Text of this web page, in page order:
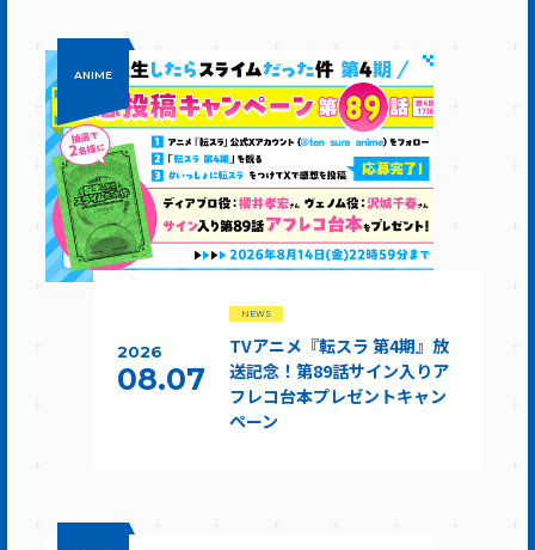
ANIME
2026
08.07
NEWS
TVアニメ『転スラ 第4期』放
送記念！第89話サイン入りア
フレコ台本プレゼントキャン
ペーン